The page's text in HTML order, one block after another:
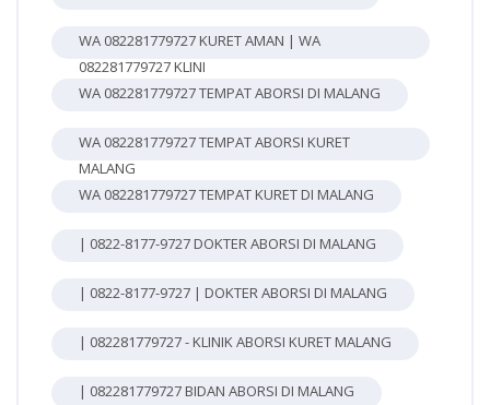
WA 082281779727 KURET AMAN | WA
082281779727 KLINI
WA 082281779727 TEMPAT ABORSI DI MALANG
WA 082281779727 TEMPAT ABORSI KURET
MALANG
WA 082281779727 TEMPAT KURET DI MALANG
| 0822-8177-9727 DOKTER ABORSI DI MALANG
| 0822-8177-9727 | DOKTER ABORSI DI MALANG
| 082281779727 - KLINIK ABORSI KURET MALANG
| 082281779727 BIDAN ABORSI DI MALANG